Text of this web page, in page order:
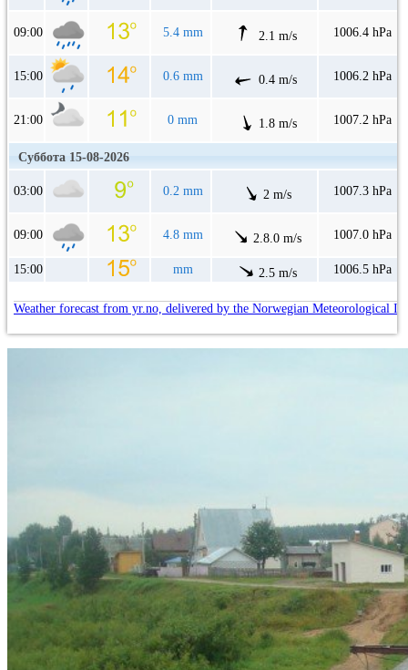
09:00 5.4 mm 2.1 m/s 1006.4 hPa
15:00 0.6 mm 0.4 m/s 1006.2 hPa
21:00 0 mm 1.8 m/s 1007.2 hPa
Суббота 15-08-2026
03:00 0.2 mm 2 m/s 1007.3 hPa
09:00 4.8 mm 2.8.0 m/s 1007.0 hPa
15:00 mm 2.5 m/s 1006.5 hPa
Weather forecast from yr.no, delivered by the Norwegian Meteorological